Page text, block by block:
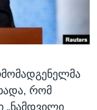
რომ
„ნამდვილი